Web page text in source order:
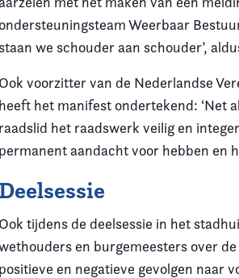
ondersteuningsteam Weerbaar
we schouder aan schouder’,
Ook voorzitter van de Nederlandse
heeft het manifest ondertekend: ‘Net
raadslid het raadswerk veilig en
permanent aandacht voor hebben en
Deelsessie
Ook tijdens de deelsessie in het
en burgemeesters over
positieve en negatieve gevolgen naar